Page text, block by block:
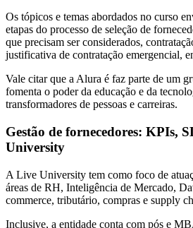
Os tópicos e temas abordados no curso
etapas do processo de seleção de
que precisam ser considerados,
justificativa de contratação emergencial,
Vale citar que a Alura é faz parte de um
fomenta o poder da educação e da
transformadores de pessoas e carreiras.
Gestão de fornecedores: KPIs,
University
A Live University tem como foco de
áreas de RH, Inteligência de Mercado,
commerce, tributário, compras e supply
Inclusive, a entidade conta com pós e